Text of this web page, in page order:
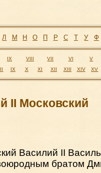
Л М Н О П Р С Т У Ф
IX VIII VII VI
V
IX X XI XII XIII XIV XV
II Московский
Василий II
братом